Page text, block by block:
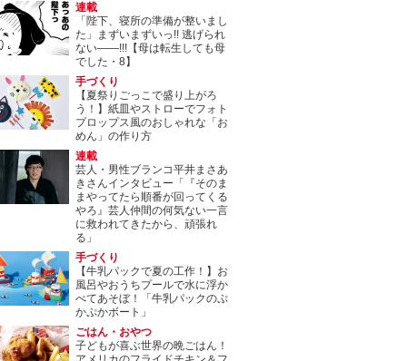
連載
「陛下、寝所の準備が整いまし
た」まずいまずいっ!! 逃げられ
ない――!!!【母は転生しても母
でした・8】
手づくり
【夏祭りごっこで盛り上がろ
う！】紙皿やストローでフォト
プロップス風のおしゃれな「お
めん」の作り方
連載
芸人・男性ブランコ平井まさあ
きさんインタビュー「『そのま
まやってたら順番が回ってくる
やろ』芸人仲間の何気ない一言
に救われてきたから、頑張れ
る」
手づくり
【牛乳パックで夏の工作！】お
風呂やおうちプールで水に浮か
べてあそぼ！「牛乳パックのぷ
かぷかボート」
ごはん・おやつ
子どもが喜ぶ世界の晩ごはん！